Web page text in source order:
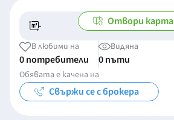
- -/-
Отвори карта
В любими на
0 потребители
Видяна
0 пъти
Обявата е качена на
Свържи се с брокера